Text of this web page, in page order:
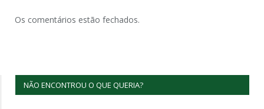
Os comentários estão fechados.
NÃO ENCONTROU O QUE QUERIA?